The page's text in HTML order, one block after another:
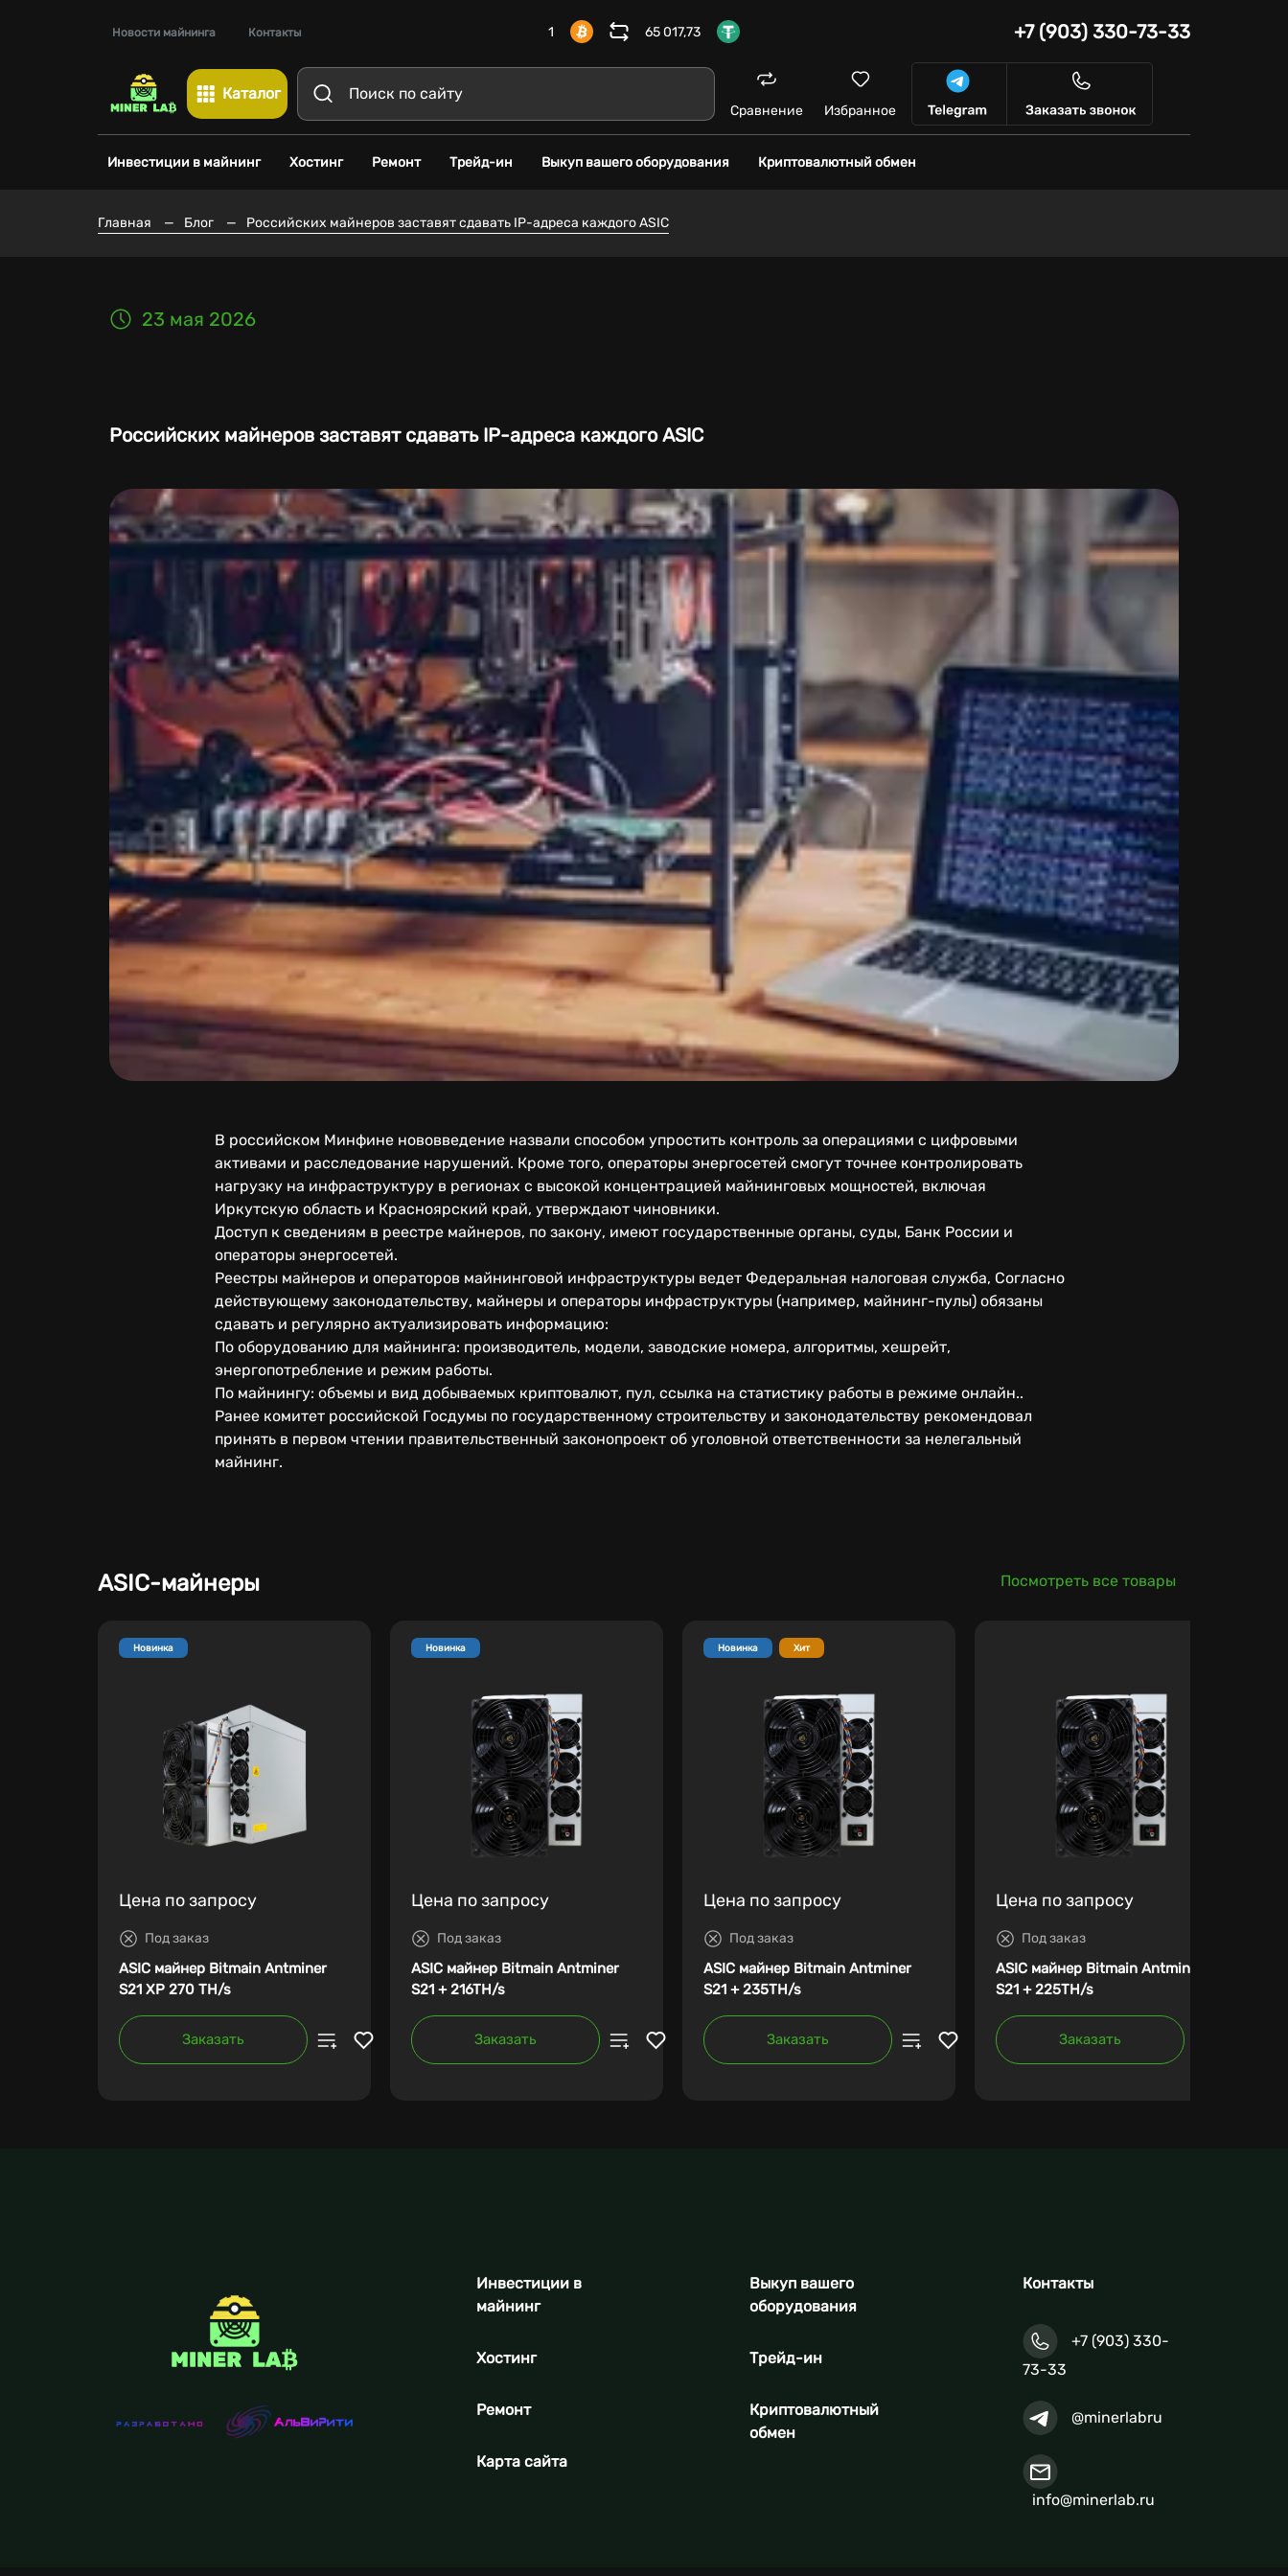
Новости майнинга Контакты 1 65 017,73 +7 (903) 330-73-33
Каталог
Сравнение Избранное
Инвестиции в майнинг Хостинг Ремонт Трейд-ин Выкуп вашего оборудования Криптовалютный обмен
Главная — Блог — Российских майнеров заставят сдавать IP-адреса каждого ASIC
23 мая 2026
Российских майнеров заставят сдавать IP-адреса каждого ASIC
В российском Минфине нововведение назвали способом упростить контроль за операциями с цифровыми
активами и расследование нарушений. Кроме того, операторы энергосетей смогут точнее контролировать
нагрузку на инфраструктуру в регионах с высокой концентрацией майнинговых мощностей, включая
Иркутскую область и Красноярский край, утверждают чиновники.
Доступ к сведениям в реестре майнеров, по закону, имеют государственные органы, суды, Банк России и
операторы энергосетей.
Реестры майнеров и операторов майнинговой инфраструктуры ведет Федеральная налоговая служба, Согласно
действующему законодательству, майнеры и операторы инфраструктуры (например, майнинг-пулы) обязаны
сдавать и регулярно актуализировать информацию:
По оборудованию для майнинга: производитель, модели, заводские номера, алгоритмы, хешрейт,
энергопотребление и режим работы.
По майнингу: объемы и вид добываемых криптовалют, пул, ссылка на статистику работы в режиме онлайн..
Ранее комитет российской Госдумы по государственному строительству и законодательству рекомендовал
принять в первом чтении правительственный законопроект об уголовной ответственности за нелегальный
майнинг.
ASIC-майнеры Посмотреть все товары
Новинка
Цена по запросу
Под заказ
ASIC майнер Bitmain Antminer
S21 XP 270 TH/s
Заказать
Новинка
Цена по запросу
Под заказ
ASIC майнер Bitmain Antminer
S21 + 216TH/s
Заказать
Новинка Хит
Цена по запросу
Под заказ
ASIC майнер Bitmain Antminer
S21 + 235TH/s
Заказать
Цена по запросу
Под заказ
ASIC майнер Bitmain Antminer
S21 + 225TH/s
Заказать
Инвестиции в
майнинг
Хостинг
Ремонт
Карта сайта
Выкуп вашего
оборудования
Трейд-ин
Криптовалютный
обмен
Контакты
+7 (903) 330-
73-33
@minerlabru
info@minerlab.ru